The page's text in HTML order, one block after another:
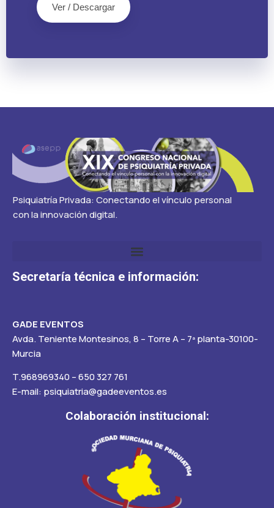
Ver / Descargar
Psiquiatría Privada: Conectando el vínculo personal
con la innovación digital.
Secretaría técnica e información:
GADE EVENTOS
Avda. Teniente Montesinos, 8 – Torre A – 7ª planta-30100-
Murcia
T.968969340 – 650 327 761
E-mail: psiquiatria@gadeeventos.es
Colaboración institucional: